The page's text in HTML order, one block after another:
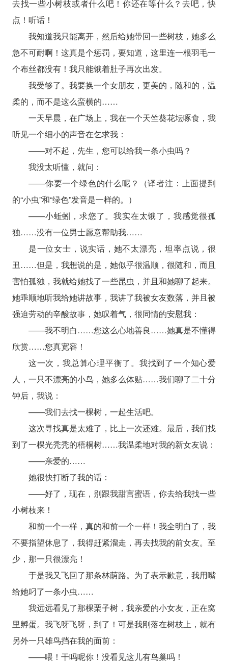
去找一些小树枝或者什么吧！你还在等什么？去吧，快
点！听话！
我知道我只能离开，然后给她带回一些树枝，她多么
急不可耐啊！这真是个惩罚，要知道，这里连一根羽毛一
个布丝都没有！我只能饿着肚子再次出发。
我受够了。我要换一个女朋友，更美的，随和的，温
柔的，而不是这么蛮横的……
一天早晨，在广场上，我在一个天竺葵花坛啄食，我
听见一个细小的声音在乞求我：
——对不起，先生，您可以给我一条小虫吗？
我没太听懂，就问：
——你要一个绿色的什么呢？（译者注：上面提到
的“小虫”和“绿色”发音是一样的。）
——小蚯蚓，求您了。我实在太饿了，我感觉很孤
独……没有一位男士愿意帮助我……
是一位女士，说实话，她不太漂亮，坦率点说，很
丑……但是，我想说的是，她似乎很温顺，很随和，而且
害怕孤独，我就给她找了一些昆虫，并且和她聊了起来。
她乖顺地听我给她讲故事，我讲了我被女友数落，并且被
强迫劳动的辛酸故事，她叹着气，很同情的安慰我：
——我不明白……您这么心地善良……她真是不懂得
欣赏……您真宽容！
这一次，我总算心理平衡了。我找到了一个知心爱
人，一只不漂亮的小鸟，她多么体贴……我们聊了二十分
钟后，我说：
——我们去找一棵树，一起生活吧。
这次寻找真是太难了，比上一次还难。最后，我们找
到了一棵光秃秃的梧桐树……我温柔地对我的新女友说：
——亲爱的……
她很快打断了我的话：
——好了，现在，别跟我甜言蜜语，你去给我找一些
小树枝来！
和前一个一样，真的和前一个一样！我全明白了，我
不要指望休息了，我得赶紧溜走，再去找我的前女友。至
少，那一只很漂亮！
于是我又飞回了那条林荫路。为了表示歉意，我用嘴
给她叼了一条小虫……
我远远看见了那棵栗子树，我亲爱的小女友，正在窝
里孵蛋。我飞呀飞呀，到了！可是我刚落在树枝上，就有
另外一只雄鸟挡在我的面前：
——喂！干吗呢你！没看见这儿有鸟巢吗！